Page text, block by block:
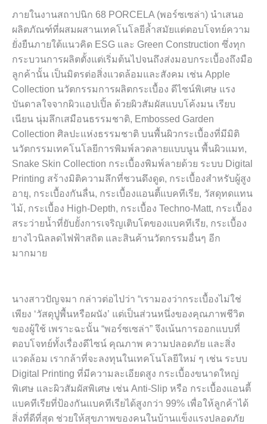
ภายในงานสถาปนิก 68 PORCELA (พอร์ซเซล่า) นำเสนอ
ผลิตภัณฑ์ที่ผสมผสานเทคโนโลยีล้ำสมัยแต่ตอบโจทย์ความ
ยั่งยืนภายใต้แนวคิด ESG และ Green Construction ซึ่งทุก
กระบวนการผลิตตั้งแต่เริ่มต้นไปจนถึงส่งมอบกระเบื้องถึงมือ
ลูกค้านั้น เป็นมิตรต่อสิ่งแวดล้อมและสังคม เช่น Apple
Collection นวัตกรรมการผลิตกระเบื้อง ดีไซน์พิเศษ แรง
บันดาลใจจากผิวแอปเปิ้ล ด้วยผิวสัมผัสแบบโค้งมน เรียบ
เนียน นุ่มลึกเสมือนธรรมชาติ, Embossed Garden
Collection ศิลปะแห่งธรรมชาติ บนพื้นผิวกระเบื้องที่มีมิติ
นวัตกรรมเทคโนโลยีการพิมพ์ลวดลายแบบนูน พื้นผิวแมท,
Snake Skin Collection กระเบื้องพิมพ์ลายด้วย ระบบ Digital
Printing สร้างมิติความลึกที่ชวนดึงดูด, กระเบื้องสำหรับผู้สูง
อายุ, กระเบื้องกันลื่น, กระเบื้องแอนตี้แบคทีเรีย, วัสดุทดแทน
ไม้, กระเบื้อง High-Depth, กระเบื้อง Techno-Matt, กระเบื้อง
สระว่ายน้ำที่ยับยั้งการเจริญเติบโตของแบคทีเรีย, กระเบื้อง
ยางไวนิลลดไฟฟ้าสถิต และสินค้านวัตกรรมอื่นๆ อีก
มากมาย
นางสาวปัญจมา กล่าวต่อไปว่า “เรามองว่ากระเบื้องไม่ใช่
เพียง ‘วัสดุปูพื้นหรือผนัง’ แต่เป็นส่วนหนึ่งของคุณภาพชีวิต
ของผู้ใช้ เพราะฉะนั้น “พอร์ซเซล่า” จึงเน้นการออกแบบที่
ตอบโจทย์ทั้งเรื่องดีไซน์ คุณภาพ ความปลอดภัย และสิ่ง
แวดล้อม เรากล้าที่จะลงทุนในเทคโนโลยีใหม่ ๆ เช่น ระบบ
Digital Printing ที่มีความละเอียดสูง กระเบื้องขนาดใหญ่
พิเศษ และผิวสัมผัสพิเศษ เช่น Anti-Slip หรือ กระเบื้องแอนตี้
แบคทีเรียที่ป้องกันเเบคทีเรียได้สูงกว่า 99% เพื่อให้ลูกค้าได้
สิ่งที่ดีที่สุด ช่วยให้สุขภาพของคนในบ้านแข็งแรงปลอดภัย